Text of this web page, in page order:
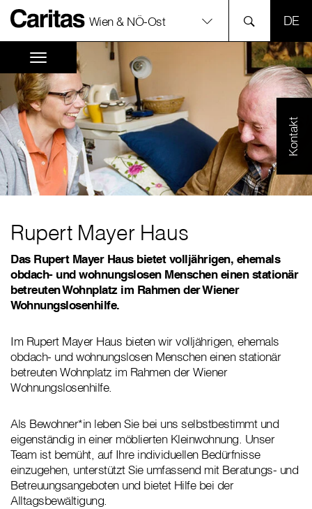
Wien & NÖ-Ost
Kontakt
Rupert Mayer Haus
Das Rupert Mayer Haus bietet volljährigen, ehemals
obdach- und wohnungslosen Menschen einen stationär
betreuten Wohnplatz im Rahmen der Wiener
Wohnungslosenhilfe.
Im Rupert Mayer Haus bieten wir volljährigen, ehemals
obdach- und wohnungslosen Menschen einen stationär
betreuten Wohnplatz im Rahmen der Wiener
Wohnungslosenhilfe.
Als Bewohner*in leben Sie bei uns selbstbestimmt und
eigenständig in einer möblierten Kleinwohnung. Unser
Team ist bemüht, auf Ihre individuellen Bedürfnisse
einzugehen, unterstützt Sie umfassend mit Beratungs- und
Betreuungsangeboten und bietet Hilfe bei der
Alltagsbewältigung.